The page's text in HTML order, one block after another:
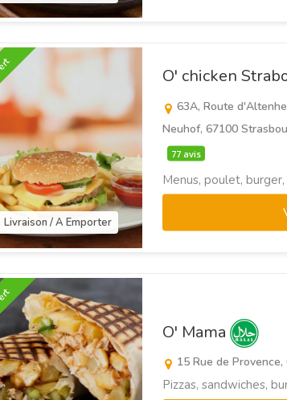
Livraison / A Emporter
O' chicken
63A, Route
Neuhof, 67100
77 avis
Menus, poulet,
O' Mama
15 Rue de Provence,
Pizzas, sandwiches,